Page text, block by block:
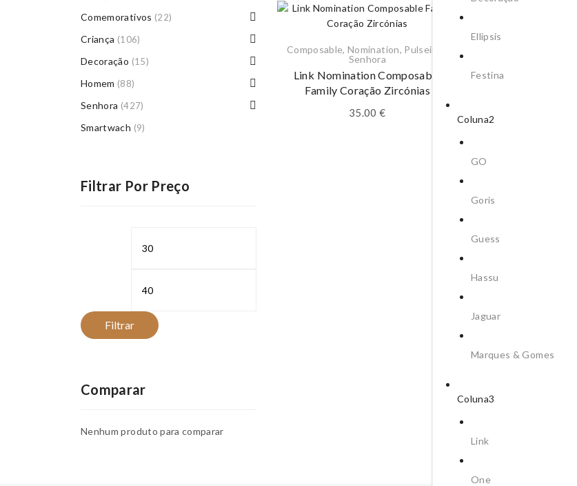
Ellipsis
Festina
Coluna2
GO
Goris
Guess
Hassu
Jaguar
Marques & Gomes
Coluna3
Link
One
Composable,Nomination, Pulseiras
Senhora
Link Nomination Composable
Family Coração Zircónias
35.00€
Comemorativos (22)
Criança (106)
Decoração (15)
Homem (88)
Senhora (427)
Smartwach (9)
Filtrar Por Preço
Filtrar
Comparar
Nenhum produto para comparar